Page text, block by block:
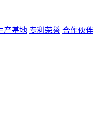
产基地 专利荣誉 合作伙伴